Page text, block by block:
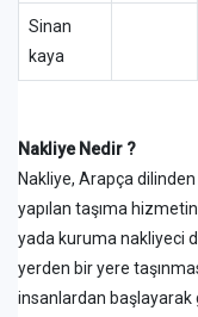
Sinan
kaya
Nakliye Nedir ?
Nakliye, Arapça
yapılan taşıma
yada kuruma nakliyeci
yerden bir yere
insanlardan başlayarak